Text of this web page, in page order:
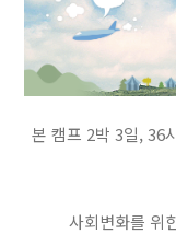
본 캠프 2박 3일, 36
사회변화를 위